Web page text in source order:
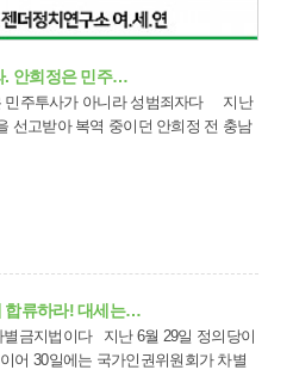
. 안희정은 민주…
선고받아 복역 중이던 안희정 전 충남
합류하라! 대세는…
6월 29일 정의당이
어 30일에는 국가인권위원회가 차별